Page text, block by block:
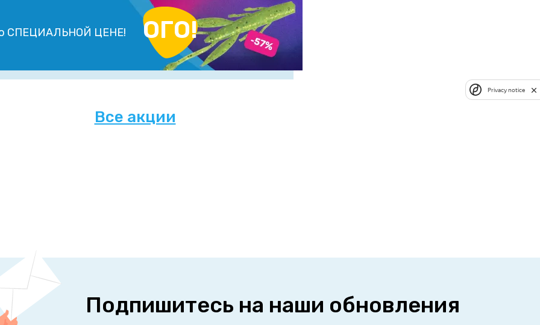
СПЕЦИАЛЬНОЙ ЦЕНЕ! ОГО!
Все акции
Подпишитесь на наши обновления
Privacy notice